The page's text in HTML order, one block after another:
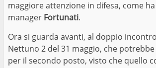
maggiore attenzione in difesa, come
manager Fortunati.
Ora si guarda avanti, al doppio
Nettuno 2 del 31 maggio, che
per il secondo posto, visto che quello